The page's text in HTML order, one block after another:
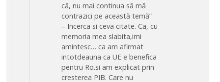
că, nu mai continua să mă
contrazici pe această temă”
– Incerca si ceva citate. Ca, cu
memoria mea slabita,imi
amintesc… ca am afirmat
intotdeauna ca UE e benefica
pentru Ro.si am explicat prin
cresterea PIB. Care nu